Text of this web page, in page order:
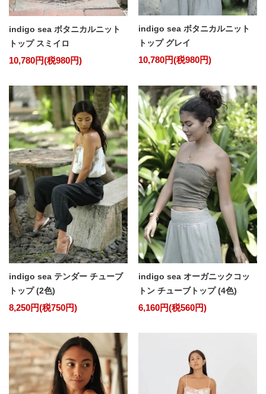
indigo sea ボタニカルニット
トップ スミイロ
10,780円(税980円)
indigo sea ボタニカルニット
トップ グレイ
10,780円(税980円)
indigo sea テンダー チューブ
トップ (2色)
8,250円(税750円)
indigo sea オーガニックコッ
トン チューブトップ (4色)
6,160円(税560円)